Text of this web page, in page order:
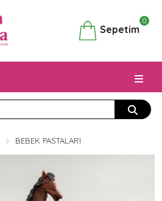
Sepetim
0
BEBEK PASTALARI